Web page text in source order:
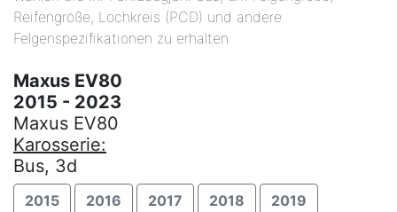
Reifengröße, Lochkreis (PCD) und andere
Felgenspezifikationen zu erhalten
Maxus EV80
2015 - 2023
Maxus EV80
Karosserie:
Bus, 3d
2015 2016 2017 2018 2019